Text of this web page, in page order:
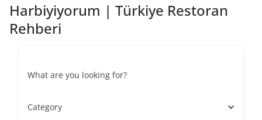
Harbiyiyorum | Türkiye Restoran
Rehberi
What are you looking for?
Category